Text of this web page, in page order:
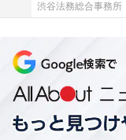
渋谷法務総合事務所